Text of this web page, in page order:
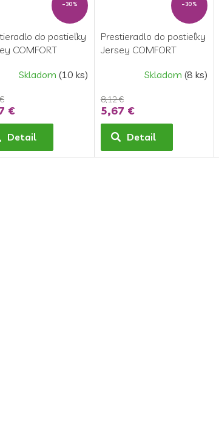
–30 %
do postieľky
COMFORT
Skladom (10 ks)
€
Detail
–30 %
Prestieradlo do postieľky
Jersey COMFORT
Skladom (8 ks)
8,12 €
5,67 €
Detail